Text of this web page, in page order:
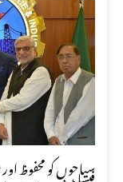
سیاحوں کو محفوظ